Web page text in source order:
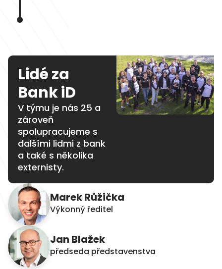
Lidé za
Bank iD
V týmu je nás 25 a
zároveň
spolupracujeme s
dalšími lidmi z bank
a také s několika
externisty.
Marek Růžička
Výkonný ředitel
Jan Blažek
předseda představenstva​